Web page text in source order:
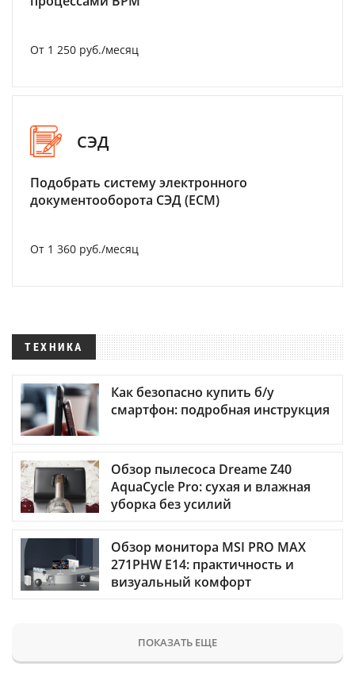
От 1 250 руб./месяц
СЭД
Подобрать систему электронного
документооборота СЭД (ECM)
От 1 360 руб./месяц
ТЕХНИКА
Как безопасно купить б/у
смартфон: подробная инструкция
Обзор пылесоса Dreame Z40
AquaCycle Pro: сухая и влажная
уборка без усилий
Обзор монитора MSI PRO MAX
271PHW E14: практичность и
визуальный комфорт
ПОКАЗАТЬ ЕЩЕ